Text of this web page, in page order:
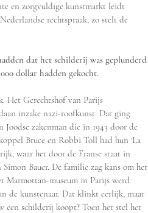
en zorgvuldige kunstmarkt leidt
rechtspraak, zo stelt de
dat het schilderij was geplunderd
dollar hadden gekocht.
Het Gerechtshof van Parijs
inzake nazi-roofkunst. Dat ging
zakenman die in 1943 door de
Bruce en Robbi Toll had hun ‘La
waar het door de Franse staat in
Bauer. De familie zag kans om het
Marmottan-museum in Parijs werd
de kunstenaar. Dat klinkt eerlijk, maar
een schilderij koopt? Toen het stel het